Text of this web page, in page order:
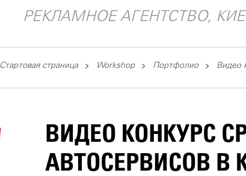
РЕКЛАМНОЕ АГЕНТСТВО,
Стартовая страница Workshop Портфолио Видео
ВИДЕО КОНКУРС
АВТОСЕРВИСОВ В